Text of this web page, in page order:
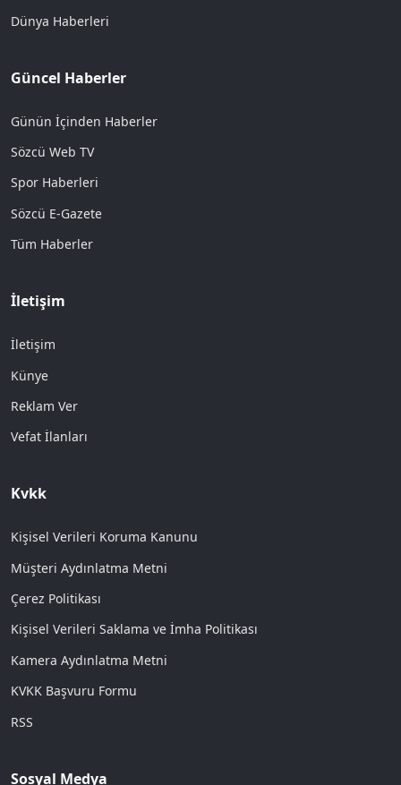
Dünya Haberleri
Güncel Haberler
Günün İçinden Haberler
Sözcü Web TV
Spor Haberleri
Sözcü E-Gazete
Tüm Haberler
İletişim
İletişim
Künye
Reklam Ver
Vefat İlanları
Kvkk
Kişisel Verileri Koruma Kanunu
Müşteri Aydınlatma Metni
Çerez Politikası
Kişisel Verileri Saklama ve İmha Politikası
Kamera Aydınlatma Metni
KVKK Başvuru Formu
RSS
Sosyal Medya